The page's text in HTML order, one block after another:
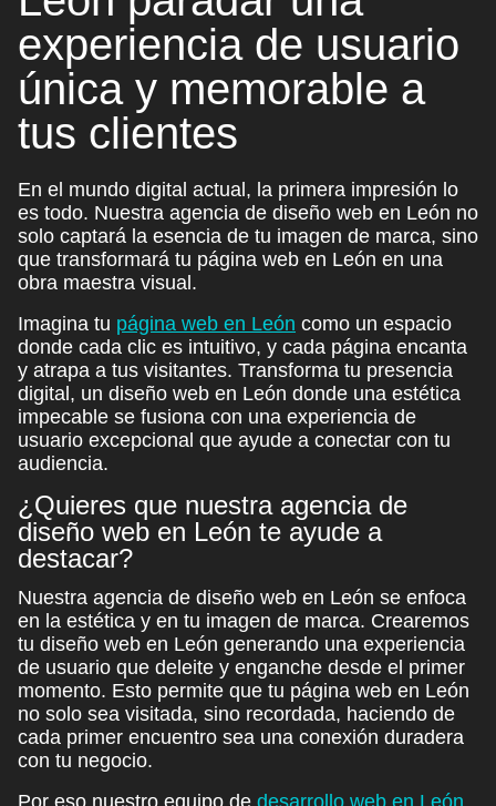
experiencia de usuario
única y memorable a
tus clientes
En el mundo digital actual, la primera impresión lo
es todo. Nuestra agencia de diseño web en León no
solo captará la esencia de tu imagen de marca, sino
que transformará tu página web en León en una
obra maestra visual.
Imagina tu página web en León como un espacio
donde cada clic es intuitivo, y cada página encanta
y atrapa a tus visitantes. Transforma tu presencia
digital, un diseño web en León donde una estética
impecable se fusiona con una experiencia de
usuario excepcional que ayude a conectar con tu
audiencia.
¿Quieres que nuestra agencia de
diseño web en León te ayude a
destacar?
Nuestra agencia de diseño web en León se enfoca
en la estética y en tu imagen de marca. Crearemos
tu diseño web en León generando una experiencia
de usuario que deleite y enganche desde el primer
momento. Esto permite que tu página web en León
no solo sea visitada, sino recordada, haciendo de
cada primer encuentro sea una conexión duradera
con tu negocio.
Por eso nuestro equipo de desarrollo web en León